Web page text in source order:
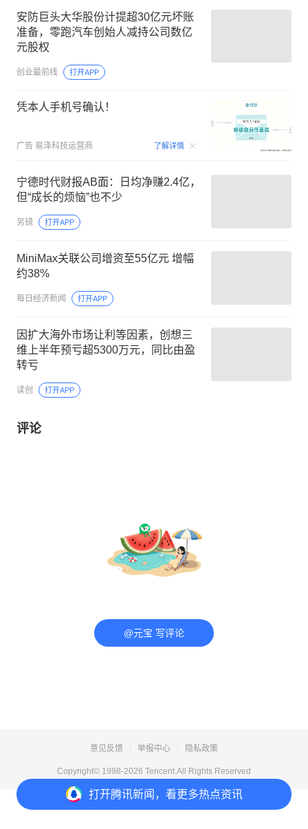
打开腾讯新闻，看更多热点资讯
安防巨头大华股份计提超30亿元坏账
准备，零跑汽车创始人减持公司数亿
元股权
创业最前线 打开APP
凭本人手机号确认！
广告 易泽科技运营商 了解详情
宁德时代财报AB面：日均净赚2.4亿，
但“成长的烦恼”也不少
另镜 打开APP
MiniMax关联公司增资至55亿元 增幅
约38%
每日经济新闻 打开APP
因扩大海外市场让利等因素，创想三
维上半年预亏超5300万元，同比由盈
转亏
读创 打开APP
评论
@元宝 写评论
意见反馈 举报中心 隐私政策
Copyright© 1998-2026 Tencent.All Rights Reserved